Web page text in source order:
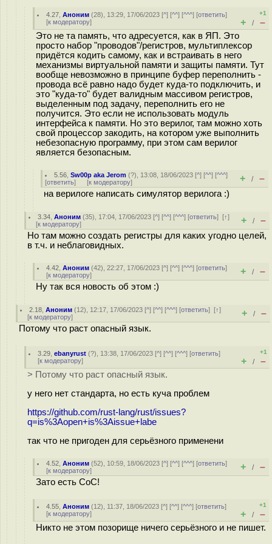
4.27 ,Аноним (28), 13:29, 17/06/2023 [^] [^^] [^^^] [ответить]
[к модератору]
+1
+ / –
Это не та память, что адресуется, как в ЯП. Это
просто набор "проводов"/регистров, мультиплексор
придётся кодить самому, как и встраивать в него
механизмы виртуальной памяти и защиты памяти. Тут
вообще невозможно в принципе буфер переполнить -
провода всё равно надо будет куда-то подключить, и
это "куда-то" будет валидным массивом регистров,
выделенным под задачу, переполнить его не
получится. Это если не использовать модуль
интерфейса к памяти. Но это верилог, там можно хоть
свой процессор закодить, на котором уже выполнить
небезопасную программу, при этом сам верилог
является безопасным.
5.56 ,Sw00p aka Jerom (?), 13:08, 18/06/2023 [^] [^^] [^^^]
[ответить] [к модератору] + / –
на верилоге написать симулятор верилога :)
3.34 ,Аноним (35), 17:04, 17/06/2023 [^] [^^] [^^^] [ответить][↑]
[к модератору] + / –
Но там можно создать регистры для каких угодно целей,
в т.ч. и неблаговидных.
4.42 ,Аноним (42), 22:27, 17/06/2023 [^] [^^] [^^^] [ответить]
[к модератору] + / –
Ну так вся новость об этом :)
2.18 ,Аноним (12), 12:17, 17/06/2023 [^] [^^] [^^^] [ответить][↑]
[к модератору] + / –
Потому что раст опасный язык.
3.29 ,ebanyrust (?), 13:38, 17/06/2023 [^] [^^] [^^^] [ответить]
[к модератору]
+1
+ / –
> Потому что раст опасный язык.
у него нет стандарта, но есть куча проблем
https://github.com/rust-lang/rust/issues?
q=is%3Aopen+is%3Aissue+labe
так что не пригоден для серьёзного применени
4.52 ,Аноним (52), 10:59, 18/06/2023 [^] [^^] [^^^] [ответить]
[к модератору] + / –
Зато есть CoC!
4.55 ,Аноним (12), 11:37, 18/06/2023 [^] [^^] [^^^] [ответить]
[к модератору]
+1
+ / –
Никто не этом позорище ничего серьёзного и не пишет.